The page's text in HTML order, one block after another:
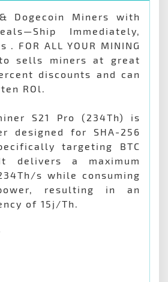
Dogecoin Miners with
Immediately,
FOR ALL YOUR MINING
sells miners at great
discounts and can
ROl.
S21 Pro (234Th) is
designed for SHA-256
targeting BTC
delivers a maximum
s while consuming
resulting in an
of 15j/Th.